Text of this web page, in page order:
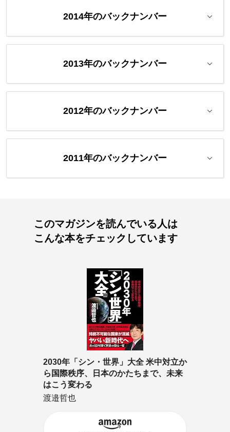
2014年のバックナンバー
2013年のバックナンバー
2012年のバックナンバー
2011年のバックナンバー
このマガジンを読んでいる人は
こんな本をチェックしています
2030年「シン・世界」大全 米中対立か
ら国際秩序、日本のかたちまで、未来
はこう変わる
渡邉哲也